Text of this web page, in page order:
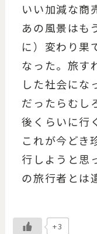
いい加減な商
あの風景はも
に）変わり果
なった。旅す
した社会にな
だったらむし
後くらいに行
これが今どき
行しようと思
の旅行者とは
+3